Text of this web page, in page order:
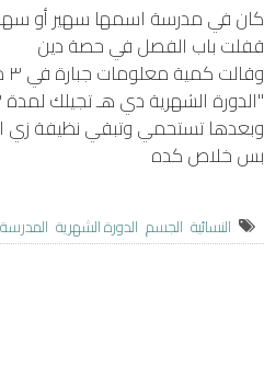
كان في مدرسة اسمها سهير أو
قفلت باب الفصل في حصة دين
وقالت كمية معلومات جبارة في ٣ دقائق وهي مكسوفة جدا.
"الدورة الشهرية دي هـ تجيلك لمدة ٣ أو ٤ أيام أو أسبوع بالكتير كل شهر،
وبعدها تستحمي وتبقي نظيفة زي
بس خلاص كده
النسائية الجسم الدورة الشهرية المدرسة